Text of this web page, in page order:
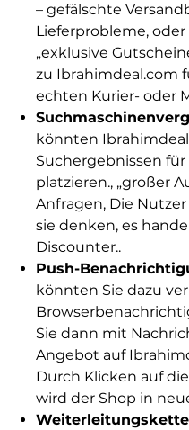
– gefälschte
Lieferprobleme,
„exklusive
zu Ibrahimdeal.com
echten Kurier- oder
könnten
Suchergebnissen für
platzieren., „großer
Anfragen, Die Nutzer
sie denken, es
Discounter..
Push-
könnten Sie dazu
Sie dann mit
Angebot auf
Durch Klicken auf
wird der Shop in